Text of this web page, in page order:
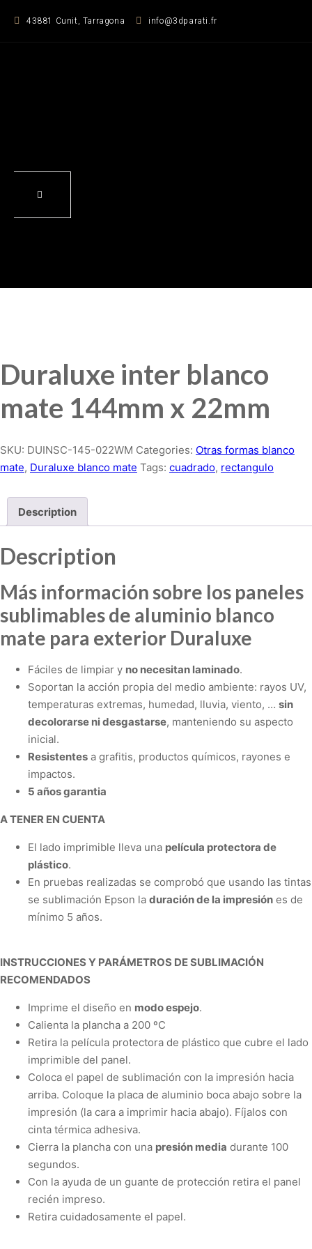
Inhalt 43881 Cunit, Tarragona info@3dparati.fr
Duraluxe inter blanco
mate 144mm x 22mm
SKU: DUINSC-145-022WM Categories: Otras formas blanco
mate, Duraluxe blanco mate Tags: cuadrado, rectangulo
Description
Description
Más información sobre los paneles
sublimables de aluminio blanco
mate para exterior Duraluxe
Fáciles de limpiar y no necesitan laminado.
Soportan la acción propia del medio ambiente: rayos UV,
temperaturas extremas, humedad, lluvia, viento, … sin
decolorarse ni desgastarse, manteniendo su aspecto
inicial.
Resistentes a grafitis, productos químicos, rayones e
impactos.
5 años garantia
A TENER EN CUENTA
El lado imprimible lleva una película protectora de
plástico.
En pruebas realizadas se comprobó que usando las tintas
se sublimación Epson la duración de la impresión es de
mínimo 5 años.
INSTRUCCIONES Y PARÁMETROS DE SUBLIMACIÓN
RECOMENDADOS
Imprime el diseño en modo espejo.
Calienta la plancha a 200 ºC
Retira la película protectora de plástico que cubre el lado
imprimible del panel.
Coloca el papel de sublimación con la impresión hacia
arriba. Coloque la placa de aluminio boca abajo sobre la
impresión (la cara a imprimir hacia abajo). Fíjalos con
cinta térmica adhesiva.
Cierra la plancha con una presión media durante 100
segundos.
Con la ayuda de un guante de protección retira el panel
recién impreso.
Retira cuidadosamente el papel.